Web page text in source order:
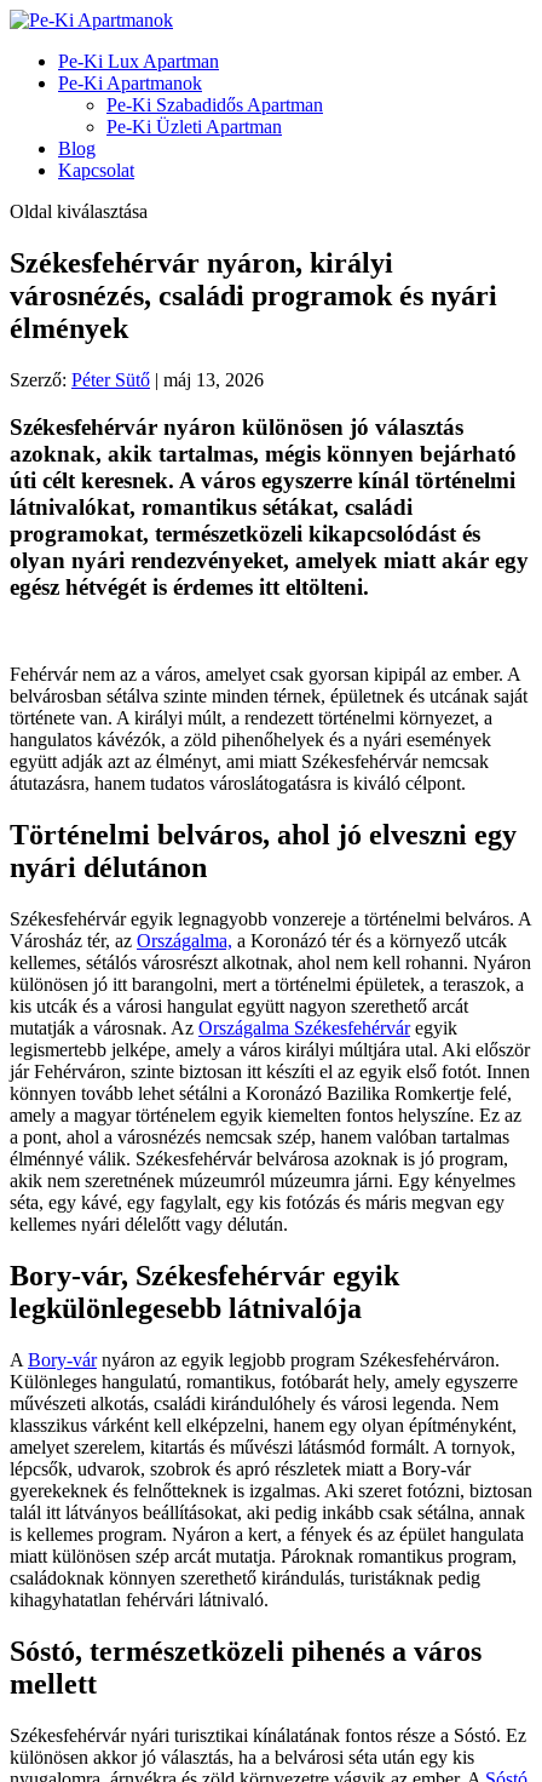
Pe-Ki Lux Apartman
Pe-Ki Apartmanok
Pe-Ki Szabadidős Apartman
Pe-Ki Üzleti Apartman
Blog
Kapcsolat
Oldal kiválasztása
Székesfehérvár nyáron, királyi
városnézés, családi programok és nyári
élmények
Szerző: Péter Sütő | máj 13, 2026
Székesfehérvár nyáron különösen jó választás
azoknak, akik tartalmas, mégis könnyen bejárható
úti célt keresnek. A város egyszerre kínál történelmi
látnivalókat, romantikus sétákat, családi
programokat, természetközeli kikapcsolódást és
olyan nyári rendezvényeket, amelyek miatt akár egy
egész hétvégét is érdemes itt eltölteni.
Fehérvár nem az a város, amelyet csak gyorsan kipipál az ember. A
belvárosban sétálva szinte minden térnek, épületnek és utcának saját
története van. A királyi múlt, a rendezett történelmi környezet, a
hangulatos kávézók, a zöld pihenőhelyek és a nyári események
együtt adják azt az élményt, ami miatt Székesfehérvár nemcsak
átutazásra, hanem tudatos városlátogatásra is kiváló célpont.
Történelmi belváros, ahol jó elveszni egy
nyári délutánon
Székesfehérvár egyik legnagyobb vonzereje a történelmi belváros. A
Városház tér, az Országalma, a Koronázó tér és a környező utcák
kellemes, sétálós városrészt alkotnak, ahol nem kell rohanni. Nyáron
különösen jó itt barangolni, mert a történelmi épületek, a teraszok, a
kis utcák és a városi hangulat együtt nagyon szerethető arcát
mutatják a városnak. Az Országalma Székesfehérváregyik
legismertebb jelképe, amely a város királyi múltjára utal. Aki először
jár Fehérváron, szinte biztosan itt készíti el az egyik első fotót. Innen
könnyen tovább lehet sétálni a Koronázó Bazilika Romkertje felé,
amely a magyar történelem egyik kiemelten fontos helyszíne. Ez az
a pont, ahol a városnézés nemcsak szép, hanem valóban tartalmas
élménnyé válik. Székesfehérvár belvárosa azoknak is jó program,
akik nem szeretnének múzeumról múzeumra járni. Egy kényelmes
séta, egy kávé, egy fagylalt, egy kis fotózás és máris megvan egy
kellemes nyári délelőtt vagy délután.
Bory-vár, Székesfehérvár egyik
legkülönlegesebb látnivalója
A Bory-várnyáron az egyik legjobb program Székesfehérváron.
Különleges hangulatú, romantikus, fotóbarát hely, amely egyszerre
művészeti alkotás, családi kirándulóhely és városi legenda. Nem
klasszikus várként kell elképzelni, hanem egy olyan építményként,
amelyet szerelem, kitartás és művészi látásmód formált. A tornyok,
lépcsők, udvarok, szobrok és apró részletek miatt a Bory-vár
gyerekeknek és felnőtteknek is izgalmas. Aki szeret fotózni, biztosan
talál itt látványos beállításokat, aki pedig inkább csak sétálna, annak
is kellemes program. Nyáron a kert, a fények és az épület hangulata
miatt különösen szép arcát mutatja. Pároknak romantikus program,
családoknak könnyen szerethető kirándulás, turistáknak pedig
kihagyhatatlan fehérvári látnivaló.
Sóstó, természetközeli pihenés a város
mellett
Székesfehérvár nyári turisztikai kínálatának fontos része a Sóstó. Ez
különösen akkor jó választás, ha a belvárosi séta után egy kis